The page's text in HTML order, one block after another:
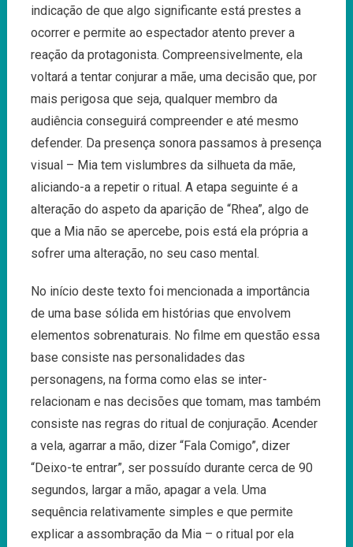
indicação de que algo significante está prestes a
ocorrer e permite ao espectador atento prever a
reação da protagonista. Compreensivelmente, ela
voltará a tentar conjurar a mãe, uma decisão que, por
mais perigosa que seja, qualquer membro da
audiência conseguirá compreender e até mesmo
defender. Da presença sonora passamos à presença
visual – Mia tem vislumbres da silhueta da mãe,
aliciando-a a repetir o ritual. A etapa seguinte é a
alteração do aspeto da aparição de “Rhea”, algo de
que a Mia não se apercebe, pois está ela própria a
sofrer uma alteração, no seu caso mental.
No início deste texto foi mencionada a importância
de uma base sólida em histórias que envolvem
elementos sobrenaturais. No filme em questão essa
base consiste nas personalidades das
personagens, na forma como elas se inter-
relacionam e nas decisões que tomam, mas também
consiste nas regras do ritual de conjuração. Acender
a vela, agarrar a mão, dizer “Fala Comigo”, dizer
“Deixo-te entrar”, ser possuído durante cerca de 90
segundos, largar a mão, apagar a vela. Uma
sequência relativamente simples e que permite
explicar a assombração da Mia – o ritual por ela